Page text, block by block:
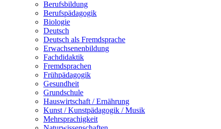
Berufsbildung
Berufspädagogik
Biologie
Deutsch
Deutsch als Fremdsprache
Erwachsenenbildung
Fachdidaktik
Fremdsprachen
Frühpädagogik
Gesundheit
Grundschule
Hauswirtschaft / Ernährung
Kunst / Kunstpädagogik / Musik
Mehrsprachigkeit